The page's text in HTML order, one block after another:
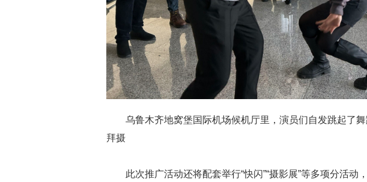
乌鲁木齐地窝堡国际机场候机厅里，演员们自发跳起了
拜摄
此次推广活动还将配套举行“快闪”“摄影展”等多项分活动